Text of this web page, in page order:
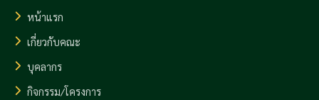
หน้าแรก
เกี่ยวกับคณะ
บุคลากร
กิจกรรม/โครงการ